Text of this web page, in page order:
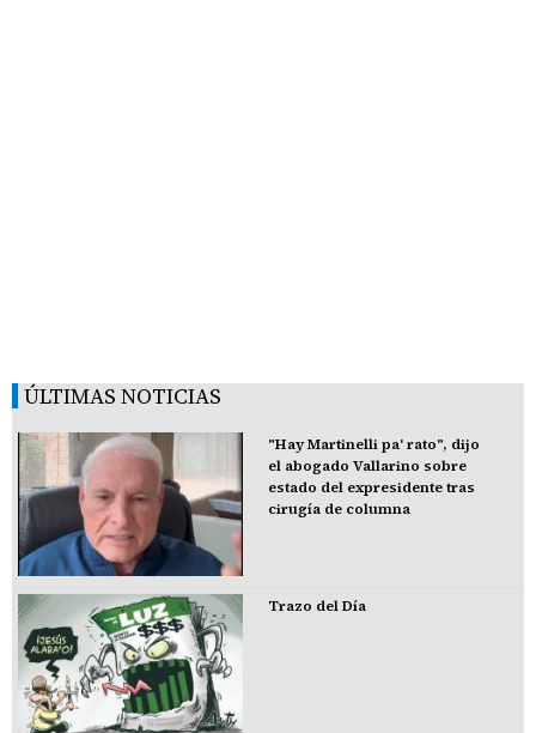
ÚLTIMAS NOTICIAS
"Hay Martinelli pa' rato", dijo
el abogado Vallarino sobre
estado del expresidente tras
cirugía de columna
Trazo del Día